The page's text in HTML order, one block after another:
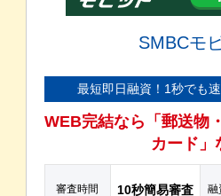
SMBCモ
最短即日融資！1秒でも
WEB完結なら「郵送物
カード」
審査時間 10秒簡易審査 融